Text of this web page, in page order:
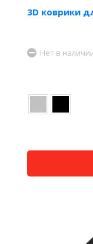
3D коврики
Нет в